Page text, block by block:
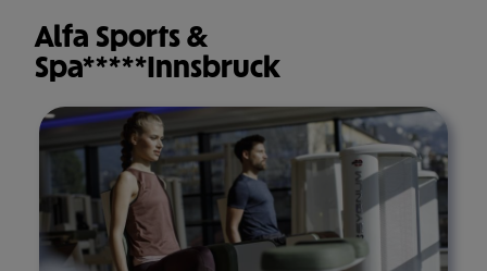
Alfa Sports &
Spa*****Innsbruck